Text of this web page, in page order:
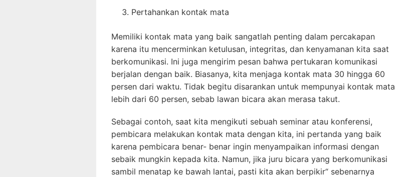
Pertahankan kontak mata
Memiliki kontak mata yang baik sangatlah penting dalam percakapan
karena itu mencerminkan ketulusan, integritas, dan kenyamanan kita saat
berkomunikasi. Ini juga mengirim pesan bahwa pertukaran komunikasi
berjalan dengan baik. Biasanya, kita menjaga kontak mata 30 hingga 60
persen dari waktu. Tidak begitu disarankan untuk mempunyai kontak mata
lebih dari 60 persen, sebab lawan bicara akan merasa takut.
Sebagai contoh, saat kita mengikuti sebuah seminar atau konferensi,
pembicara melakukan kontak mata dengan kita, ini pertanda yang baik
karena pembicara benar- benar ingin menyampaikan informasi dengan
sebaik mungkin kepada kita. Namun, jika juru bicara yang berkomunikasi
sambil menatap ke bawah lantai, pasti kita akan berpikir“ sebenarnya